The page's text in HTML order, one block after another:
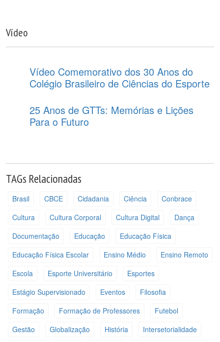
Vídeo
Vídeo Comemorativo dos 30 Anos do
Colégio Brasileiro de Ciências do Esporte
25 Anos de GTTs: Memórias e Lições
Para o Futuro
TAGs Relacionadas
Brasil CBCE Cidadania Ciência
Conbrace
Cultura
Cultura Corporal Cultura Digital
Dança
Documentação
Educação
Educação Física
Educação Física Escolar
Ensino Médio
Ensino Remoto
Escola
Esporte Universitário
Esportes
Estágio Supervisionado
Eventos
Filosofia
Formação
Formação de Professores
Futebol
Gestão
Globalização História
Intersetorialidade